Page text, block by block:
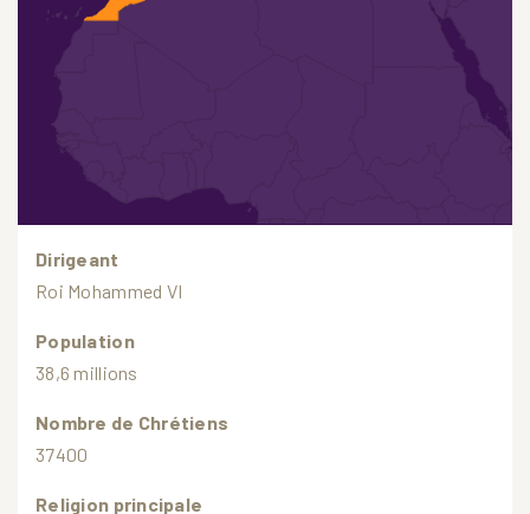
Dirigeant
Roi Mohammed VI
Population
38,6 millions
Nombre de Chrétiens
37400
Religion principale